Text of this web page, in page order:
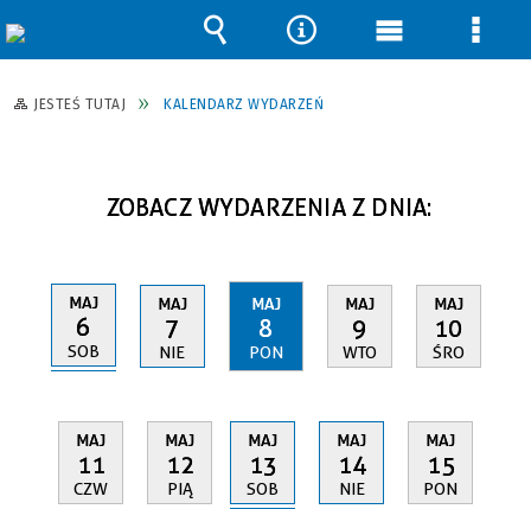
JESTEŚ TUTAJ KALENDARZ WYDARZEŃ
ZOBACZ WYDARZENIA Z DNIA:
MAJ
6
SOB
MAJ
7
NIE
MAJ
8
PON
MAJ
9
WTO
MAJ
10
ŚRO
MAJ
11
CZW
MAJ
12
PIĄ
MAJ
13
SOB
MAJ
14
NIE
MAJ
15
PON
Wyszukiwarka
Narzędzia
Menu Menu